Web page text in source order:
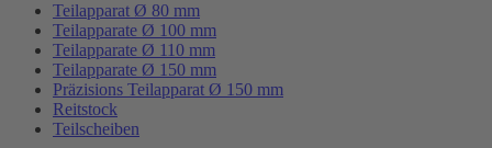
Teilapparat Ø 80 mm
Teilapparate Ø 100 mm
Teilapparate Ø 110 mm
Teilapparate Ø 150 mm
Präzisions Teilapparat Ø 150 mm
Reitstock
Teilscheiben